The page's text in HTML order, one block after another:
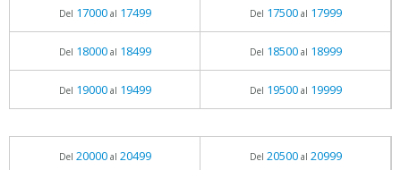
Del 17000al 17499 Del 17500al 17999
Del 18000al 18499 Del 18500al 18999
Del 19000al 19499 Del 19500al 19999
Del 20000al 20499 Del 20500al 20999